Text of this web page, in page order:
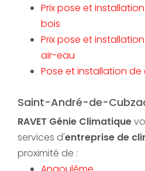
Prix pose et
bois
Prix pose et
air-eau
Pose et installation
Saint-André-de-
RAVET Génie Climatique
services d'entreprise de
proximité de :